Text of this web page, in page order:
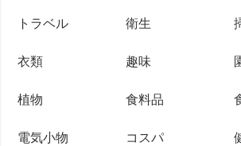
トラベル 衛生
衣類 趣味
植物 食料品
電気小物 コスパ